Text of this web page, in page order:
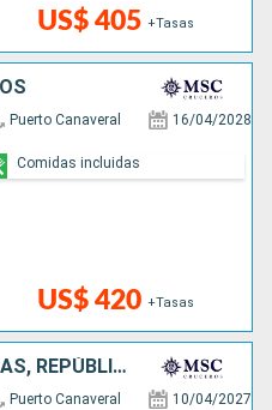
US$ 405 +Tasas
Puerto Canaveral 16/04/2028
US$ 420 +Tasas
Comidas incluidas
ESTADOS UNIDOS, BAHAMAS, REPÚBLICA DOMINICANA
Puerto Canaveral 10/04/2027